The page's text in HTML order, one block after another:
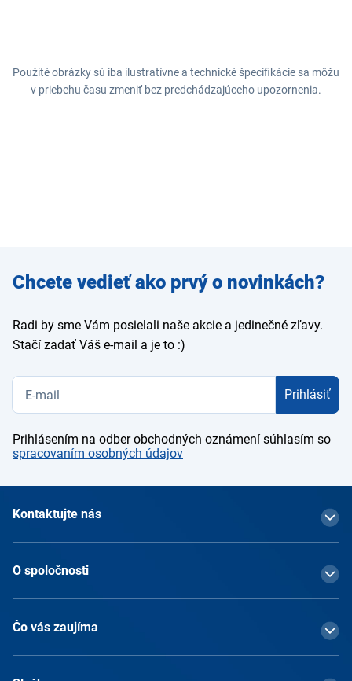
Použité obrázky sú iba ilustratívne a technické špecifikácie sa môžu
v priebehu času zmeniť bez predchádzajúceho upozornenia.
Zadajte
e-mail
Chcete vedieť ako prvý o novinkách?
Radi by sme Vám posielali naše akcie a jedinečné zľavy.
Stačí zadať Váš e-mail a je to :)
Prihlásiť
Prihlásením na odber obchodných oznámení súhlasím so
spracovaním osobných údajov
Kontaktujte nás
O spoločnosti
Čo vás zaujíma